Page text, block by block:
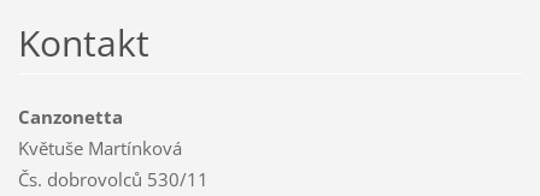
Kontakt
Canzonetta
Květuše Martínková
Čs. dobrovolců 530/11